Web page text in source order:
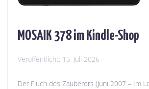
MOSAIK 378 im Kindle-Shop
Veröffentlicht: 15. Juli 2026
Der Fluch des Zauberers (Juni 2007 – Im